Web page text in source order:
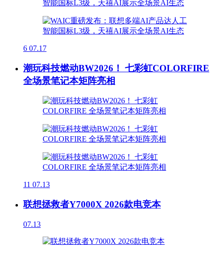
6 07.17
潮玩科技燃动BW2026！ 七彩虹COLORFIRE
全场景笔记本矩阵亮相
11 07.13
联想拯救者Y7000X 2026款电竞本
07.13